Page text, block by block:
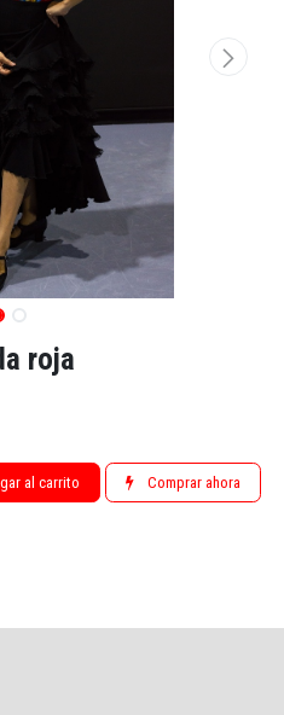
roja
al carrito Comprar ahora